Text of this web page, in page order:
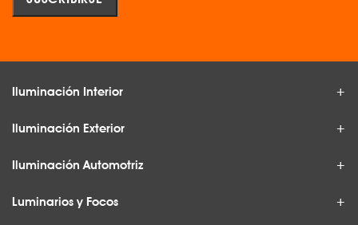
Iluminación Interior
Iluminación Exterior
Iluminación Automotriz
Luminarios y Focos